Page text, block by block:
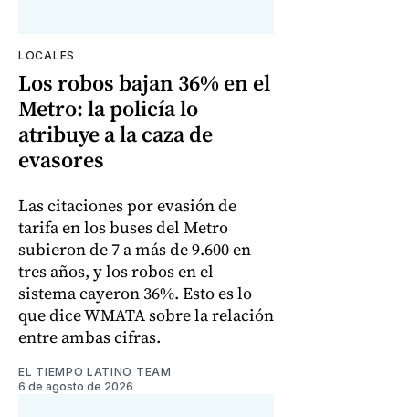
LOCALES
Los robos bajan 36% en el
Metro: la policía lo
atribuye a la caza de
evasores
Las citaciones por evasión de
tarifa en los buses del Metro
subieron de 7 a más de 9.600 en
tres años, y los robos en el
sistema cayeron 36%. Esto es lo
que dice WMATA sobre la relación
entre ambas cifras.
EL TIEMPO LATINO TEAM
6 de agosto de 2026